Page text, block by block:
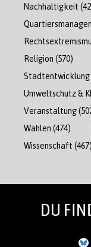
Nachhaltigkeit
Religion (570)
Stadtentwicklung
Umweltschutz &
Veranstaltung
Wahlen (474)
Wissenschaft (467)
DU